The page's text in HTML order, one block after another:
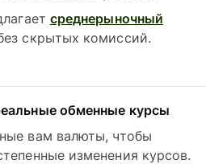
среднерыночный
скрытых комиссий.
обменные курсы
вам валюты, чтобы
изменения курсов.